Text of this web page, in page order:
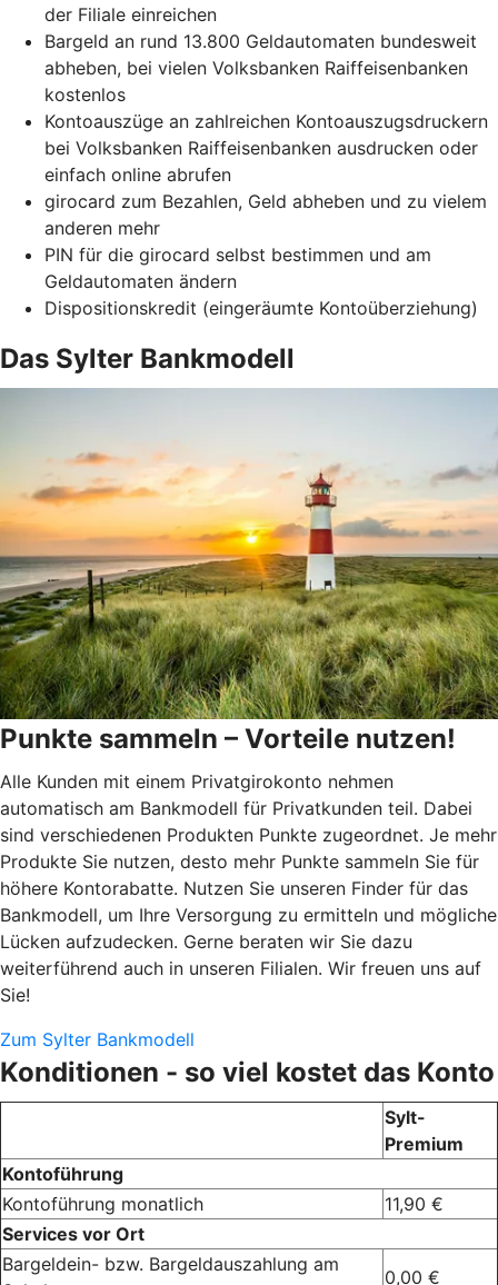
der Filiale einreichen
Bargeld an rund 13.800 Geldautomaten bundesweit
abheben, bei vielen Volksbanken Raiffeisenbanken
kostenlos
Kontoauszüge an zahlreichen Kontoauszugsdruckern
bei Volksbanken Raiffeisenbanken ausdrucken oder
einfach online abrufen
girocard zum Bezahlen, Geld abheben und zu vielem
anderen mehr
PIN für die girocard selbst bestimmen und am
Geldautomaten ändern
Dispositionskredit (eingeräumte Kontoüberziehung)
Das Sylter Bankmodell
Punkte sammeln – Vorteile nutzen!
Alle Kunden mit einem Privatgirokonto nehmen
automatisch am Bankmodell für Privatkunden teil. Dabei
sind verschiedenen Produkten Punkte zugeordnet. Je mehr
Produkte Sie nutzen, desto mehr Punkte sammeln Sie für
höhere Kontorabatte. Nutzen Sie unseren Finder für das
Bankmodell, um Ihre Versorgung zu ermitteln und mögliche
Lücken aufzudecken. Gerne beraten wir Sie dazu
weiterführend auch in unseren Filialen. Wir freuen uns auf
Sie!
Zum Sylter Bankmodell
Konditionen - so viel kostet das Konto
Sylt-
Premium
Kontoführung
Kontoführung monatlich
11,90 €
Services vor Ort
Bargeldein- bzw. Bargeldauszahlung am
0,00 €